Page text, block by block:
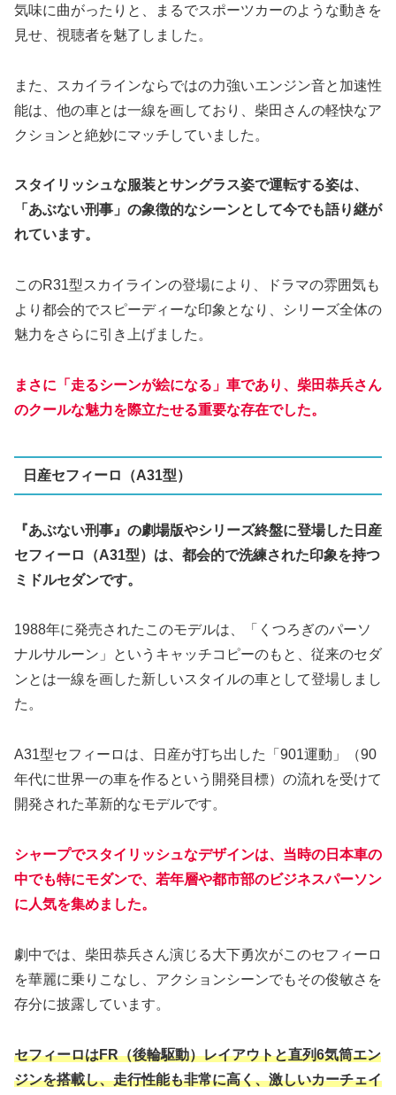
気味に曲がったりと、まるでスポーツカーのような動きを
見せ、視聴者を魅了しました。
また、スカイラインならではの力強いエンジン音と加速性
能は、他の車とは一線を画しており、柴田さんの軽快なア
クションと絶妙にマッチしていました。
スタイリッシュな服装とサングラス姿で運転する姿は、
「あぶない刑事」の象徴的なシーンとして今でも語り継が
れています。
このR31型スカイラインの登場により、ドラマの雰囲気も
より都会的でスピーディーな印象となり、シリーズ全体の
魅力をさらに引き上げました。
まさに「走るシーンが絵になる」車であり、柴田恭兵さん
のクールな魅力を際立たせる重要な存在でした。
日産セフィーロ（A31型）
『あぶない刑事』の劇場版やシリーズ終盤に登場した日産
セフィーロ（A31型）は、都会的で洗練された印象を持つ
ミドルセダンです。
1988年に発売されたこのモデルは、「くつろぎのパーソ
ナルサルーン」というキャッチコピーのもと、従来のセダ
ンとは一線を画した新しいスタイルの車として登場しまし
た。
A31型セフィーロは、日産が打ち出した「901運動」（90
年代に世界一の車を作るという開発目標）の流れを受けて
開発された革新的なモデルです。
シャープでスタイリッシュなデザインは、当時の日本車の
中でも特にモダンで、若年層や都市部のビジネスパーソン
に人気を集めました。
劇中では、柴田恭兵さん演じる大下勇次がこのセフィーロ
を華麗に乗りこなし、アクションシーンでもその俊敏さを
存分に披露しています。
セフィーロはFR（後輪駆動）レイアウトと直列6気筒エン
ジンを搭載し、走行性能も非常に高く、激しいカーチェイ